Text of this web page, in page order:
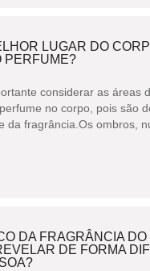
LUGAR DO
PERFUME?
considerar as áreas
no corpo, pois são
da fragrância.Os ombros,
DA FRAGRÂNCIA
DE FORMA